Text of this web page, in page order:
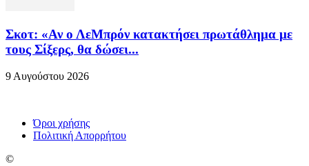
Σκοτ: «Αν ο ΛεΜπρόν κατακτήσει πρωτάθλημα με
τους Σίξερς, θα δώσει...
9 Αυγούστου 2026
Όροι χρήσης
Πολιτική Απορρήτου
©